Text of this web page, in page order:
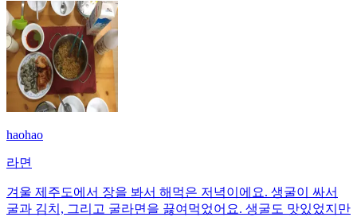
haohao
라면
겨울 제주도에서 장을 봐서 해먹은 저녁이에요. 생굴이 싸서
굴과 김치, 그리고 굴라면을 끓여먹었어요. 생굴도 맛있었지만